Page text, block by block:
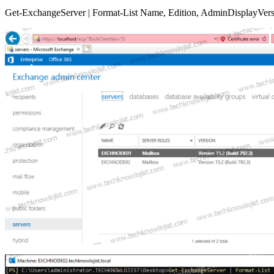
Get-ExchangeServer | Format-List Name, Edition,